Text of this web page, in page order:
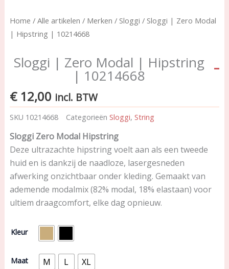
Home / Alle artikelen / Merken / Sloggi / Sloggi | Zero Modal
| Hipstring | 10214668
Sloggi | Zero Modal | Hipstring
| 10214668
€12,00 incl. BTW
SKU 10214668 Categorieën Sloggi, String
Sloggi Zero Modal Hipstring
Deze ultrazachte hipstring voelt aan als een tweede
huid en is dankzij de naadloze, lasergesneden
afwerking onzichtbaar onder kleding. Gemaakt van
ademende modalmix (82% modal, 18% elastaan) voor
ultiem draagcomfort, elke dag opnieuw.
Kleur
Maat M L XL
Sloggi
Modal